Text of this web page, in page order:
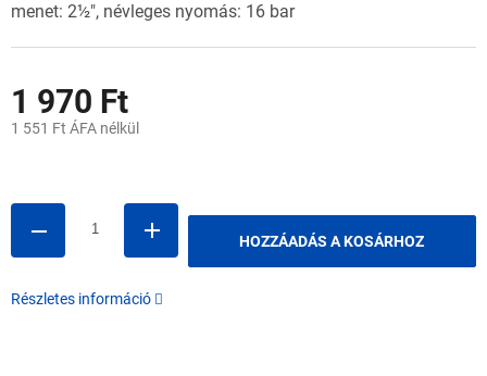
1 970 Ft
1 551 Ft ÁFA nélkül
HOZZÁADÁS A KOSÁRHOZ
menet: 2½", névleges nyomás: 16 bar
Részletes információ